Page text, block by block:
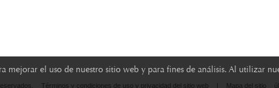
mejorar el uso de nuestro sitio web y para fines de análisis. Al utilizar
Términos y condiciones de uso y privacidad del sitio web | Mapa del sitio